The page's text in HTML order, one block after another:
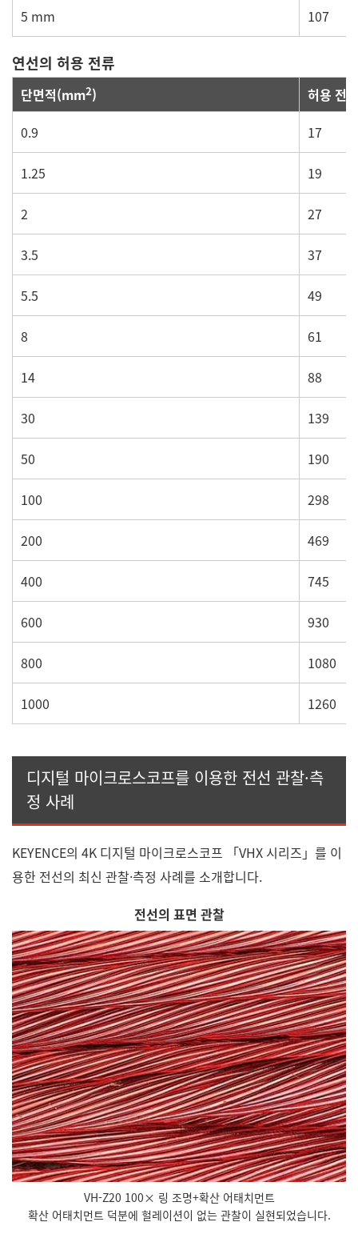
5 mm 107
연선의 허용 전류
단면적(mm2)
허용 전
0.9
17
1.25 19
2 27
3.5 37
5.5 49
8 61
14 88
30 139
50 190
100 298
200 469
400 745
600 930
800 1080
1000 1260
디지털 마이크로스코프를 이용한 전선 관찰·측
정 사례
KEYENCE의 4K 디지털 마이크로스코프 「VHX 시리즈」를 이
용한 전선의 최신 관찰·측정 사례를 소개합니다.
전선의 표면 관찰
VH-Z20 100× 링 조명+확산 어태치먼트
확산 어태치먼트 덕분에 헐레이션이 없는 관찰이 실현되었습니다.